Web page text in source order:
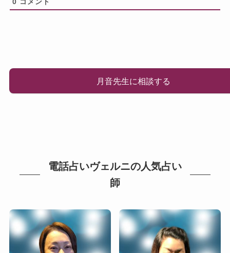
0 コメント
月音先生に相談する
電話占いヴェルニの人気占い
師